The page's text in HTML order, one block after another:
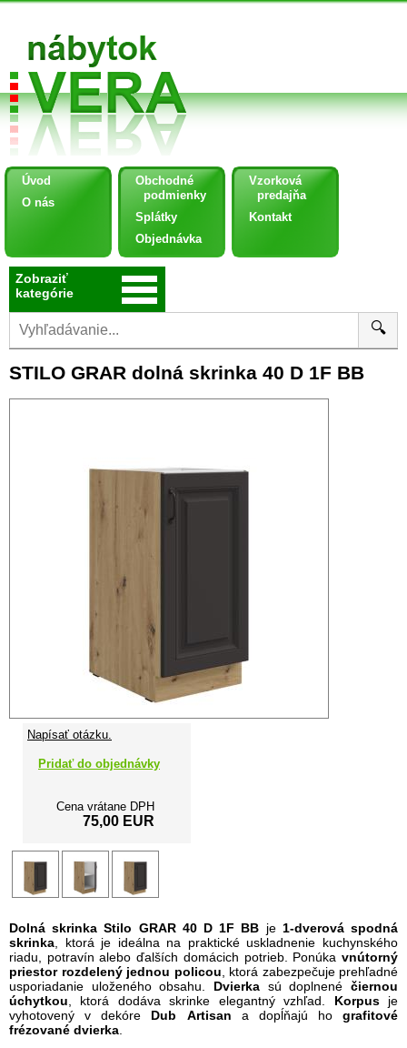
Úvod
O nás
Obchodné
podmienky
Splátky
Objednávka
Vzorková
predajňa
Kontakt
Zobraziť
kategórie
🔍
STILO GRAR dolná skrinka 40 D 1F BB
Napísať otázku.
Pridať do objednávky
Cena vrátane DPH
75,00 EUR
Dolná skrinka Stilo GRAR 40 D 1F BB je 1-dverová spodná
skrinka , ktorá je ideálna na praktické uskladnenie kuchynského
riadu, potravín alebo ďalších domácich potrieb. Ponúka vnútorný
priestor rozdelený jednou policou , ktorá zabezpečuje prehľadné
usporiadanie uloženého obsahu. Dvierka sú doplnenéčiernou
úchytkou , ktorá dodáva skrinke elegantný vzhľad. Korpus je
vyhotovený v dekóre Dub Artisan a dopĺňajú ho grafitové
frézované dvierka